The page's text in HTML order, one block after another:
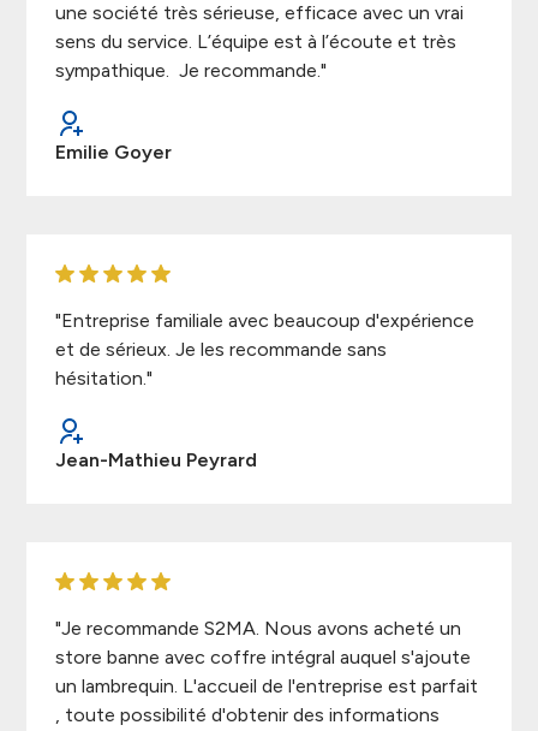
une société très sérieuse, efficace avec un vrai
sens du service. L’équipe est à l’écoute et très
sympathique. Je recommande."
Emilie Goyer
"Entreprise familiale avec beaucoup d'expérience
et de sérieux. Je les recommande sans
hésitation."
Jean-Mathieu Peyrard
"Je recommande S2MA. Nous avons acheté un
store banne avec coffre intégral auquel s'ajoute
un lambrequin. L'accueil de l'entreprise est parfait
, toute possibilité d'obtenir des informations